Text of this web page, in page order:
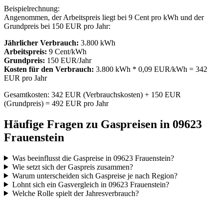
Beispielrechnung:
Angenommen, der Arbeitspreis liegt bei 9 Cent pro kWh und der
Grundpreis bei 150 EUR pro Jahr:
Jährlicher Verbrauch: 3.800 kWh
Arbeitspreis: 9 Cent/kWh
Grundpreis: 150 EUR/Jahr
Kosten für den Verbrauch: 3.800 kWh * 0,09 EUR/kWh = 342
EUR pro Jahr
Gesamtkosten: 342 EUR (Verbrauchskosten) + 150 EUR
(Grundpreis) = 492 EUR pro Jahr
Häufige Fragen zu Gaspreisen in 09623
Frauenstein
Was beeinflusst die Gaspreise in 09623 Frauenstein?
Wie setzt sich der Gaspreis zusammen?
Warum unterscheiden sich Gaspreise je nach Region?
Lohnt sich ein Gasvergleich in 09623 Frauenstein?
Welche Rolle spielt der Jahresverbrauch?